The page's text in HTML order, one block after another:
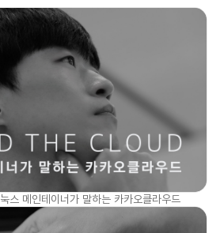
메인테이너가 말하는 카카오클라우드